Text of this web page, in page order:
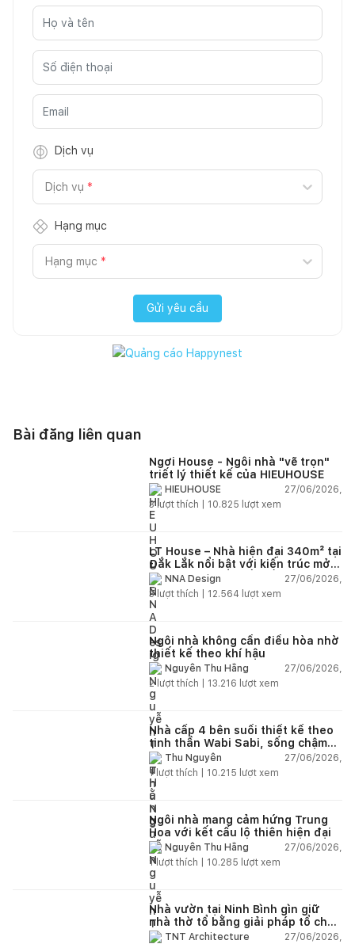
Dịch vụ
Dịch vụ *
Hạng mục
Hạng mục *
Gửi yêu cầu
Bài đăng liên quan
Ngơi House - Ngôi nhà "vẽ trọn"
triết lý thiết kế của HIEUHOUSE
HIEUHOUSE
27/06/2026,
3lượt thích | 10.825 lượt xem
LT House – Nhà hiện đại 340m² tại
Đắk Lắk nổi bật với kiến trúc mở
và hệ sân vườn kết nối thiên
nhiên
NNA Design
27/06/2026,
3lượt thích | 12.564 lượt xem
Ngôi nhà không cần điều hòa nhờ
thiết kế theo khí hậu
Nguyễn Thu Hằng
27/06/2026,
2lượt thích | 13.216 lượt xem
Nhà cấp 4 bên suối thiết kế theo
tinh thần Wabi Sabi, sống chậm
giữa thiên nhiên
Thu Nguyễn
27/06/2026,
1lượt thích | 10.215 lượt xem
Ngôi nhà mang cảm hứng Trung
Hoa với kết cấu lộ thiên hiện đại
Nguyễn Thu Hằng
27/06/2026,
1lượt thích | 10.285 lượt xem
Nhà vườn tại Ninh Bình gìn giữ
nhà thờ tổ bằng giải pháp tổ chức
lại không gian
TNT Architecture
27/06/2026,